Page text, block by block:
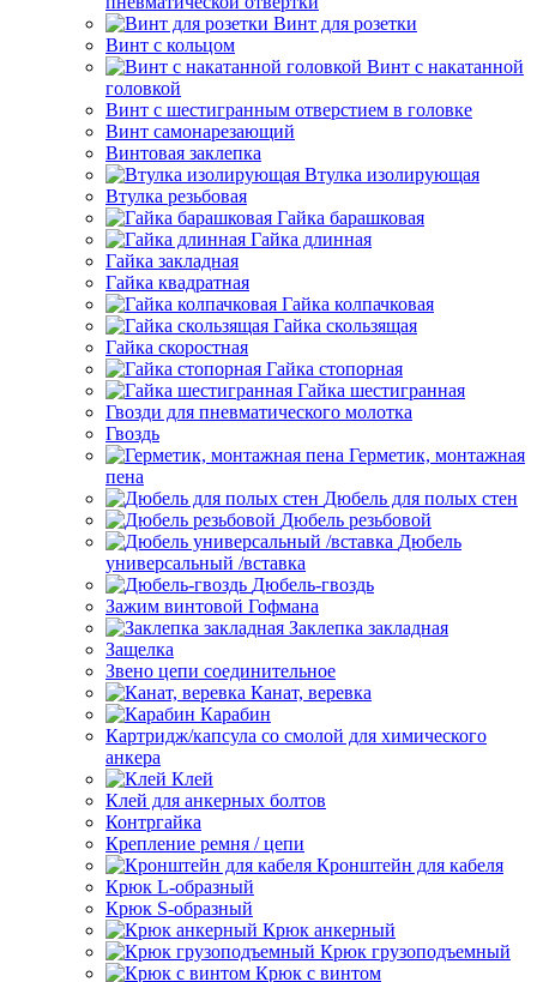
Винт для розетки
Винт с кольцом
Винт с накатанной
головкой
Винт с шестигранным отверстием в головке
Винт самонарезающий
Винтовая заклепка
Втулка изолирующая
Втулка резьбовая
Гайка барашковая
Гайка длинная
Гайка закладная
Гайка квадратная
Гайка колпачковая
Гайка скользящая
Гайка скоростная
Гайка стопорная
Гайка шестигранная
Гвозди для пневматического молотка
Гвоздь
Герметик, монтажная
пена
Дюбель для полых стен
Дюбель резьбовой
Дюбель
универсальный /вставка
Дюбель-гвоздь
Зажим винтовой Гофмана
Заклепка закладная
Защелка
Звено цепи соединительное
Канат, веревка
Карабин
Картридж/капсула со смолой для химического
анкера
Клей
Клей для анкерных болтов
Контргайка
Крепление ремня / цепи
Кронштейн для кабеля
Крюк L-образный
Крюк S-образный
Крюк анкерный
Крюк грузоподъемный
Крюк с винтом